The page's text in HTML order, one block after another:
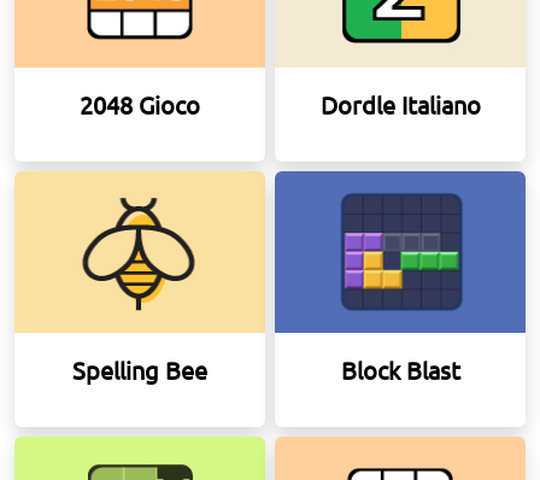
2048 Gioco Dordle Italiano
Spelling Bee Block Blast